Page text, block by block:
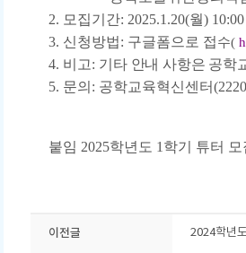
2. 모집기간: 2025.1.20(월)
3. 신청방법: 구글폼으로 접수(
4. 비고: 기타 안내 사항은 공학
5. 문의: 공학교육혁신센터
붙임 2025학년도 1학기 튜터
이전글 2024학년